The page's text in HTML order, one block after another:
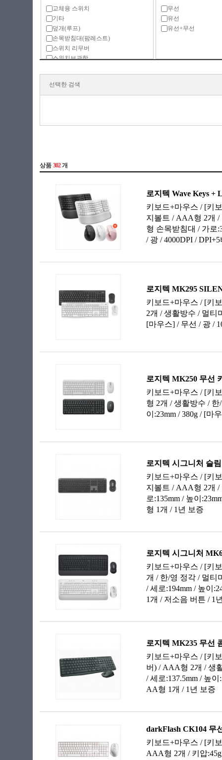
교체용 스위치
기타
덮개(루프)
손목받침대(팜레스트)
스위치 리무버
스위치보관함
키보드
키보드 스티커
키캡 리무버
한손 키보드
무선
유선
유선+무선
선택한 검색